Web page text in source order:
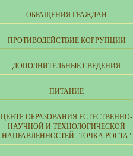
ОБРАЩЕНИЯ ГРАЖДАН
ПРОТИВОДЕЙСТВИЕ КОРРУПЦИИ
ДОПОЛНИТЕЛЬНЫЕ СВЕДЕНИЯ
ПИТАНИЕ
ЦЕНТР ОБРАЗОВАНИЯ ЕСТЕСТВЕННО-
НАУЧНОЙ И ТЕХНОЛОГИЧЕСКОЙ
НАПРАВЛЕННОСТЕЙ "ТОЧКА РОСТА"